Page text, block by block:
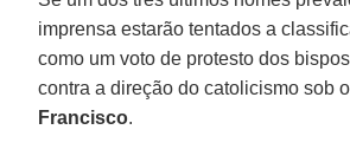
imprensa estarão tentados a
como um voto de protesto dos
contra a direção do catolicismo sob
Francisco.